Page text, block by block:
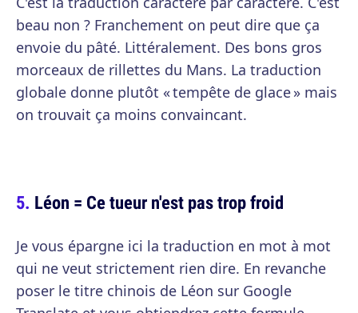
beau non ? Franchement on peut dire que ça
envoie du pâté. Littéralement. Des bons gros
morceaux de rillettes du Mans. La traduction
globale donne plutôt « tempête de glace » mais
on trouvait ça moins convaincant.
Léon = Ce tueur n'est pas trop froid
Je vous épargne ici la traduction en mot à mot
qui ne veut strictement rien dire. En revanche
poser le titre chinois de Léon sur Google